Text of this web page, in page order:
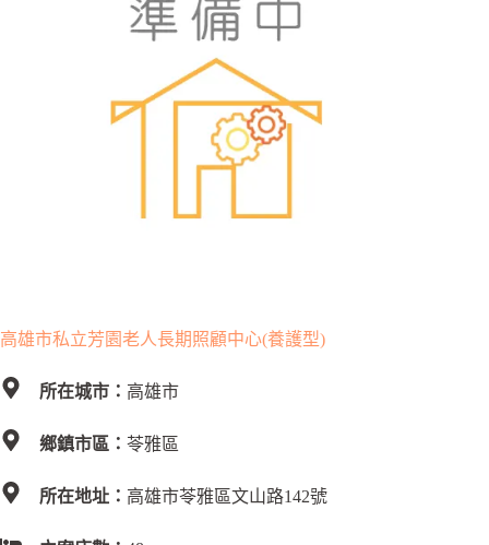
高雄市私立芳園老人長期照顧中心(養護型)
所在城市： 高雄市
鄉鎮市區： 苓雅區
所在地址： 高雄市苓雅區文山路142號